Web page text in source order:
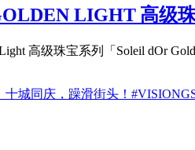
LIGHT 高级
高级珠宝系列「Soleil dOr